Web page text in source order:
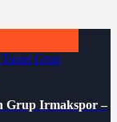
Grup Irmakspor –